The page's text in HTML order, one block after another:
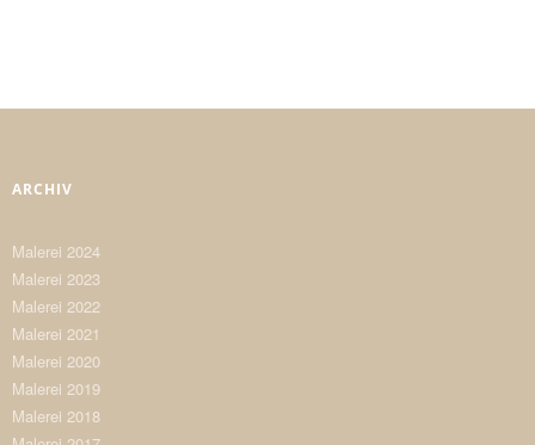
ARCHIV
Malerei 2024
Malerei 2023
Malerei 2022
Malerei 2021
Malerei 2020
Malerei 2019
Malerei 2018